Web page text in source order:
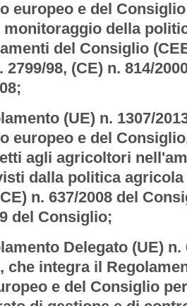
europeo e del
monitoraggio della
del Consiglio
2799/98, (CE) n. 814/
(UE) n. 1307/
europeo e del
agli agricoltori
dalla politica
n. 637/2008 del
del Consiglio;
Delegato (UE) n.
che integra il
e del Consiglio